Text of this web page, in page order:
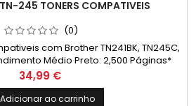
245 TONERS COMPATIVEIS
(0)
com Brother TN241BK, TN245C,
Médio Preto: 2,500 Páginas*
cada Cor: 1,300 Páginas*
Preço
34,99 €
Adicionar ao carrinho